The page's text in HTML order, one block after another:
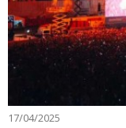
17/04/2025